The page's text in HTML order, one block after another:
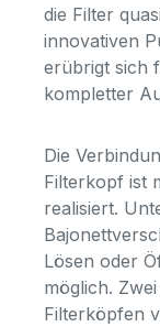
die Filter
innovativen
erübrigt sich
kompletter
Die
Filterkopf ist
realisiert.
Lösen oder
möglich.
Filterköpfen